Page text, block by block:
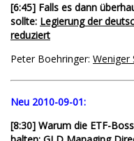
[6:45] Falls es dann
sollte: Legierung der
reduziert
Peter Boehringer: Weniger
Neu 2010-09-01:
[8:30] Warum die ETF-